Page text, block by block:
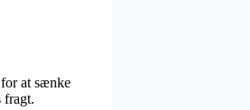
at sænke
fragt.